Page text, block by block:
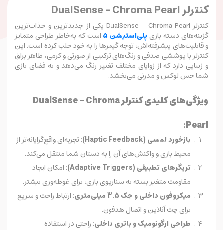
کنترلر DualSense - Chroma Pearl
کنترلر DualSense - Chroma Pearl یکی از جدیدترین و جذاب‌ترین
گزینه‌های دسته بازی پلی‌استیشن 5
است که به‌خاطر طراحی متمایز
و قابلیت‌های پیشرفته‌اش، توجه گیمرها را به خود جلب کرده است. این
کنترلر با پوششی صدفی و رنگ‌های ترکیبی از صورتی و کرمی، ظاهر براق
و زیبایی دارد که از زوایای مختلف تغییر رنگ می‌دهد و به فضای بازی
شما حس لوکس و مدرنی می‌بخشد.
ویژگی‌های کلیدی کنترلر DualSense - Chroma
Pearl
:
بازخورد لمسی (Haptic Feedback)
: تجربه‌ای واقع‌گرایانه‌تر از
محیط بازی و واکنش‌های آن را به دستان شما منتقل می‌کند.
تریگرهای تطبیقی (Adaptive Triggers)
: امکان ایجاد
مقاومت متغیر بسته به سناریوی بازی، برای غوطه‌وری بیشتر.
میکروفون داخلی و جک 3.5 میلی‌متری
: ارتباط راحت و سریع
برای چت آنلاین و اتصال هدفون.
طراحی ارگونومیک و باتری داخلی: راحتی در استفاده